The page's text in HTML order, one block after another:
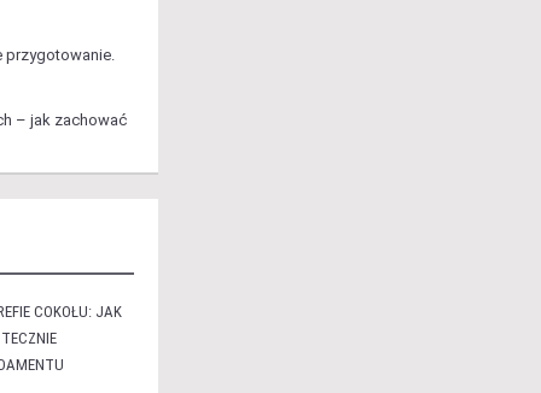
przygotowanie.
– jak zachować
COKOŁU: JAK